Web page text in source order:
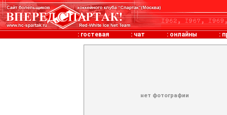
: гостевая : чат : онлайны :
нет фотографии